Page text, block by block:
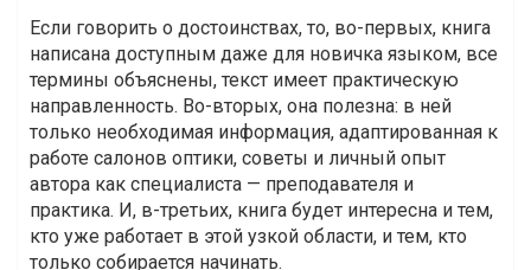
Если говорить о достоинствах, то, во-первых, книга
написана доступным даже для новичка языком, все
термины объяснены, текст имеет практическую
направленность. Во-вторых, она полезна: в ней
только необходимая информация, адаптированная к
работе салонов оптики, советы и личный опыт
автора как специалиста — преподавателя и
практика. И, в-третьих, книга будет интересна и тем,
кто уже работает в этой узкой области, и тем, кто
только собирается начинать.